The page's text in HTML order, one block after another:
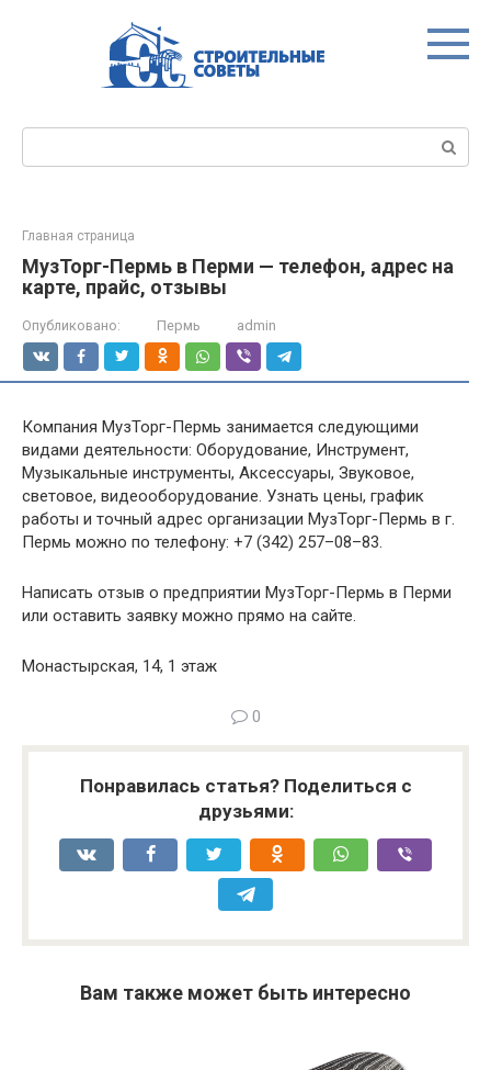
Главная страница
МузТорг-Пермь в Перми — телефон, адрес на
карте, прайс, отзывы
Опубликовано: Пермь admin
Компания МузТорг-Пермь занимается следующими
видами деятельности: Оборудование, Инструмент,
Музыкальные инструменты, Аксессуары, Звуковое,
световое, видеооборудование. Узнать цены, график
работы и точный адрес организации МузТорг-Пермь в г.
Пермь можно по телефону: +7 (342) 257–08–83.
Написать отзыв о предприятии МузТорг-Пермь в Перми
или оставить заявку можно прямо на сайте.
Монастырская, 14, 1 этаж
0
Понравилась статья? Поделиться с
друзьями:
Вам также может быть интересно